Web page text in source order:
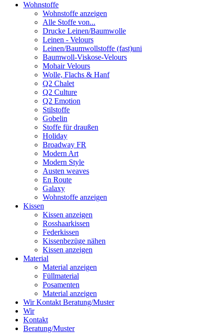
Wohnstoffe
Wohnstoffe anzeigen
Alle Stoffe von...
Drucke Leinen/Baumwolle
Leinen - Velours
Leinen/Baumwollstoffe (fast)uni
Baumwoll-Viskose-Velours
Mohair Velours
Wolle, Flachs & Hanf
Q2 Chalet
Q2 Culture
Q2 Emotion
Stilstoffe
Gobelin
Stoffe für draußen
Holiday
Broadway FR
Modern Art
Modern Style
Austen weaves
En Route
Galaxy
Wohnstoffe anzeigen
Kissen
Kissen anzeigen
Rosshaarkissen
Federkissen
Kissenbezüge nähen
Kissen anzeigen
Material
Material anzeigen
Füllmaterial
Posamenten
Material anzeigen
WirKontakt Beratung/Muster
Wir
Kontakt
Beratung/Muster